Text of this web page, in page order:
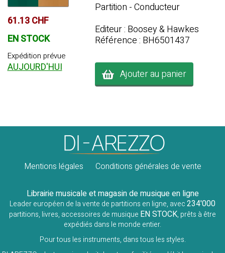
61.13 CHF
EN STOCK
Expédition prévue
AUJOURD'HUI
Partition - Conducteur
Editeur : Boosey & Hawkes
Référence : BH6501437
Ajouter au panier
Mentions légales Conditions générales de vente
Librairie musicale et magasin de musique en ligne
Leader européen de la vente de partitions en ligne, avec234'000
partitions, livres, accessoires de musique EN STOCK, prêts à être
expédiés dans le monde entier.
Pour tous les instruments, dans tous les styles.